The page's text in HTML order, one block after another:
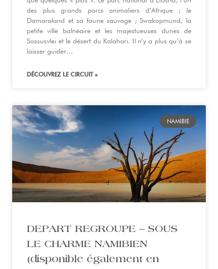
des plus grands parcs animaliers d’Afrique ; le
Damaraland et sa faune sauvage ; Swakopmund, la
petite ville balnéaire et les majestueuses dunes de
Sossusvlei et le désert du Kalahari. Il n’y a plus qu’à se
laisser guider…
DÉCOUVREZ LE CIRCUIT »
NAMIBIE
DEPART REGROUPE – SOUS
LE CHARME NAMIBIEN
(disponible également en